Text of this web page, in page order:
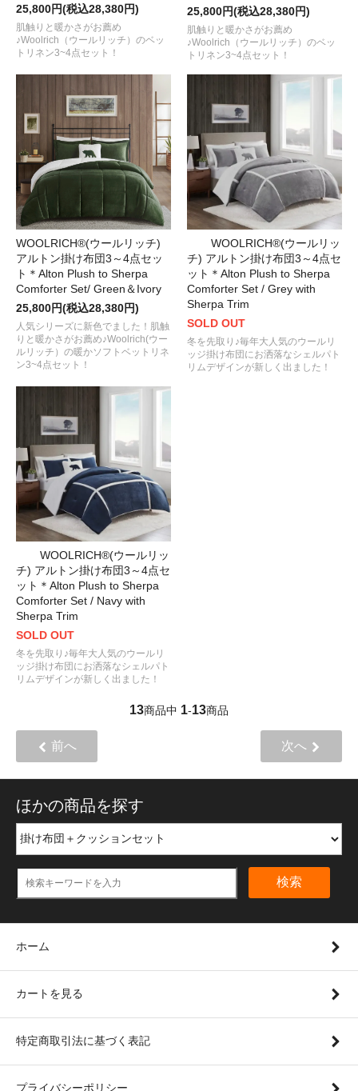
25,800円(税込28,380円)
肌触りと暖かさがお薦め
♪Woolrich（ウールリッチ）のベッ
トリネン3~4点セット！
25,800円(税込28,380円)
肌触りと暖かさがお薦め
♪Woolrich（ウールリッチ）のベッ
トリネン3~4点セット！
WOOLRICH®(ウールリッチ)
アルトン掛け布団3～4点セッ
ト＊Alton Plush to Sherpa
Comforter Set/ Green＆Ivory
25,800円(税込28,380円)
人気シリーズに新色でました！肌触
りと暖かさがお薦め♪Woolrich(ウー
ルリッチ）の暖かソフトベットリネ
ン3~4点セット！
WOOLRICH®(ウールリッ
チ) アルトン掛け布団3～4点セ
ット＊Alton Plush to Sherpa
Comforter Set / Grey with
Sherpa Trim
SOLD OUT
冬を先取り♪毎年大人気のウールリ
ッジ掛け布団にお洒落なシェルパト
リムデザインが新しく出ました！
WOOLRICH®(ウールリッ
チ) アルトン掛け布団3～4点セ
ット＊Alton Plush to Sherpa
Comforter Set / Navy with
Sherpa Trim
SOLD OUT
冬を先取り♪毎年大人気のウールリ
ッジ掛け布団にお洒落なシェルパト
リムデザインが新しく出ました！
13商品中 1-13商品
前へ 次へ
ほかの商品を探す
検索
ホーム
カートを見る
特定商取引法に基づく表記
プライバシーポリシー